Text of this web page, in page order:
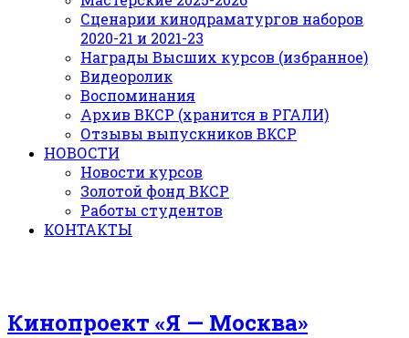
Сценарии кинодраматургов наборов
2020-21 и 2021-23
Награды Высших курсов (избранное)
Видеоролик
Воспоминания
Архив ВКСР (хранится в РГАЛИ)
Отзывы выпускников ВКСР
НОВОСТИ
Новости курсов
Золотой фонд ВКСР
Работы студентов
КОНТАКТЫ
Кинопроект «Я — Москва»